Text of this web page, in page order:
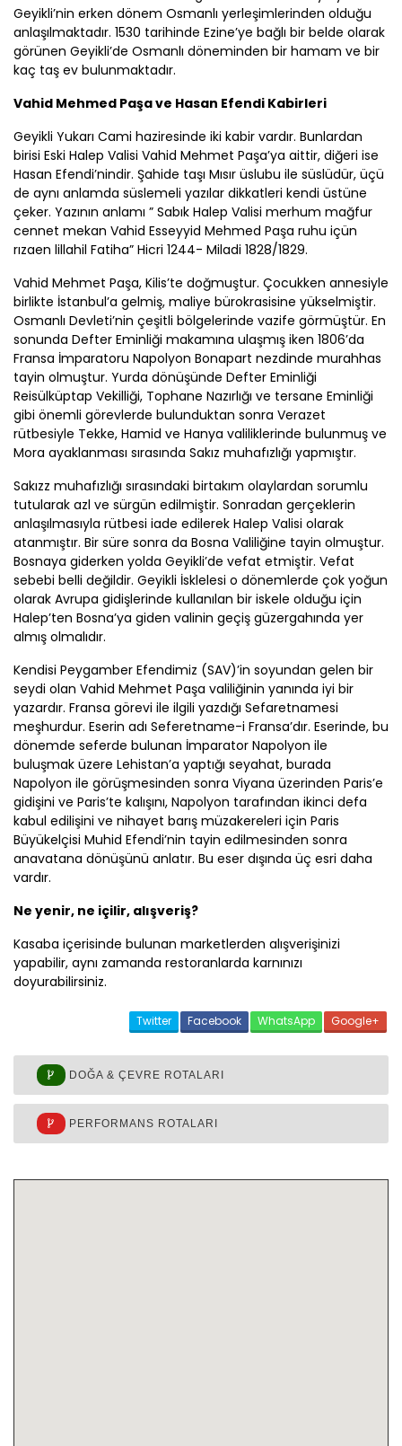
Geyikli’nin erken dönem Osmanlı yerleşimlerinden olduğu
anlaşılmaktadır. 1530 tarihinde Ezine’ye bağlı bir belde olarak
görünen Geyikli’de Osmanlı döneminden bir hamam ve bir
kaç taş ev bulunmaktadır.
Vahid Mehmed Paşa ve Hasan Efendi Kabirleri
Geyikli Yukarı Cami haziresinde iki kabir vardır. Bunlardan
birisi Eski Halep Valisi Vahid Mehmet Paşa’ya aittir, diğeri ise
Hasan Efendi’nindir. Şahide taşı Mısır üslubu ile süslüdür, üçü
de aynı anlamda süslemeli yazılar dikkatleri kendi üstüne
çeker. Yazının anlamı ” Sabık Halep Valisi merhum mağfur
cennet mekan Vahid Esseyyid Mehmed Paşa ruhu içün
rızaen lillahil Fatiha” Hicri 1244- Miladi 1828/1829.
Vahid Mehmet Paşa, Kilis’te doğmuştur. Çocukken annesiyle
birlikte İstanbul’a gelmiş, maliye bürokrasisine yükselmiştir.
Osmanlı Devleti’nin çeşitli bölgelerinde vazife görmüştür. En
sonunda Defter Eminliği makamına ulaşmış iken 1806’da
Fransa İmparatoru Napolyon Bonapart nezdinde murahhas
tayin olmuştur. Yurda dönüşünde Defter Eminliği
Reisülküptap Vekilliği, Tophane Nazırlığı ve tersane Eminliği
gibi önemli görevlerde bulunduktan sonra Verazet
rütbesiyle Tekke, Hamid ve Hanya valiliklerinde bulunmuş ve
Mora ayaklanması sırasında Sakız muhafızlığı yapmıştır.
Sakızz muhafızlığı sırasındaki birtakım olaylardan sorumlu
tutularak azl ve sürgün edilmiştir. Sonradan gerçeklerin
anlaşılmasıyla rütbesi iade edilerek Halep Valisi olarak
atanmıştır. Bir süre sonra da Bosna Valiliğine tayin olmuştur.
Bosnaya giderken yolda Geyikli’de vefat etmiştir. Vefat
sebebi belli değildir. Geyikli İsklelesi o dönemlerde çok yoğun
olarak Avrupa gidişlerinde kullanılan bir iskele olduğu için
Halep’ten Bosna’ya giden valinin geçiş güzergahında yer
almış olmalıdır.
Kendisi Peygamber Efendimiz (SAV)’in soyundan gelen bir
seydi olan Vahid Mehmet Paşa valiliğinin yanında iyi bir
yazardır. Fransa görevi ile ilgili yazdığı Sefaretnamesi
meşhurdur. Eserin adı Seferetname-i Fransa’dır. Eserinde, bu
dönemde seferde bulunan İmparator Napolyon ile
buluşmak üzere Lehistan’a yaptığı seyahat, burada
Napolyon ile görüşmesinden sonra Viyana üzerinden Paris’e
gidişini ve Paris’te kalışını, Napolyon tarafından ikinci defa
kabul edilişini ve nihayet barış müzakereleri için Paris
Büyükelçisi Muhid Efendi’nin tayin edilmesinden sonra
anavatana dönüşünü anlatır. Bu eser dışında üç esri daha
vardır.
Ne yenir, ne içilir, alışveriş?
Kasaba içerisinde bulunan marketlerden alışverişinizi
yapabilir, aynı zamanda restoranlarda karnınızı
doyurabilirsiniz.
Twitter Facebook WhatsApp Google+
DOĞA & ÇEVRE ROTALARI
PERFORMANS ROTALARI